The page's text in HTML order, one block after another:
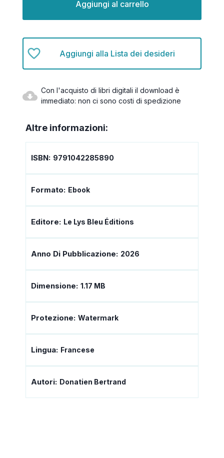
Aggiungi alla Lista dei desideri
Con l'acquisto di libri digitali il download è
immediato: non ci sono costi di spedizione
Altre informazioni:
ISBN: 9791042285890
Formato: Ebook
Editore: Le Lys Bleu Éditions
Anno Di Pubblicazione: 2026
Dimensione: 1.17 MB
Protezione: Watermark
Lingua: Francese
Autori: Donatien Bertrand